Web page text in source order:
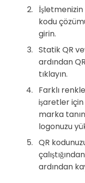
İşletmenizin
kodu
girin.
Statik QR
ardından
tıklayın.
Farklı
işaretler
marka
logonuzu
QR
ardından